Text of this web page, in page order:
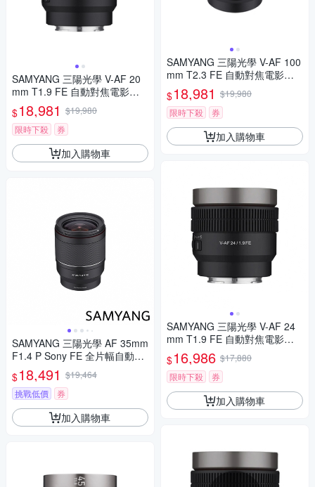
SAMYANG 三陽光學 V-AF 20
mm T1.9 FE 自動對焦電影鏡 S
ony FE 公司貨
$18,981 $19,980
限時下殺
券
加入購物車
SAMYANG 三陽光學 AF 35mm
F1.4 P Sony FE 全片幅自動對
焦鏡頭 公司貨
$18,491 $19,464
挑戰低價
券
加入購物車
SAMYANG 三陽光學 V-AF 100
mm T2.3 FE 自動對焦電影鏡 S
ony FE 公司貨
$18,981 $19,980
限時下殺
券
加入購物車
SAMYANG 三陽光學 V-AF 24
mm T1.9 FE 自動對焦電影鏡 S
ony FE 公司貨
$16,986 $17,880
限時下殺
券
加入購物車